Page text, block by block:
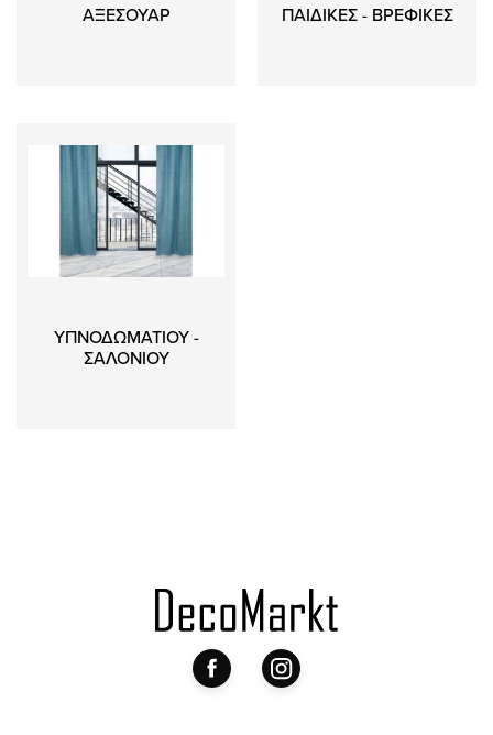
ΑΞΕΣΟΥΑΡ ΠΑΙΔΙΚΕΣ - ΒΡΕΦΙΚΕΣ
ΥΠΝΟΔΩΜΑΤΙΟΥ -
ΣΑΛΟΝΙΟΥ